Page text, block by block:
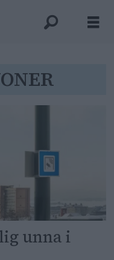
unna i